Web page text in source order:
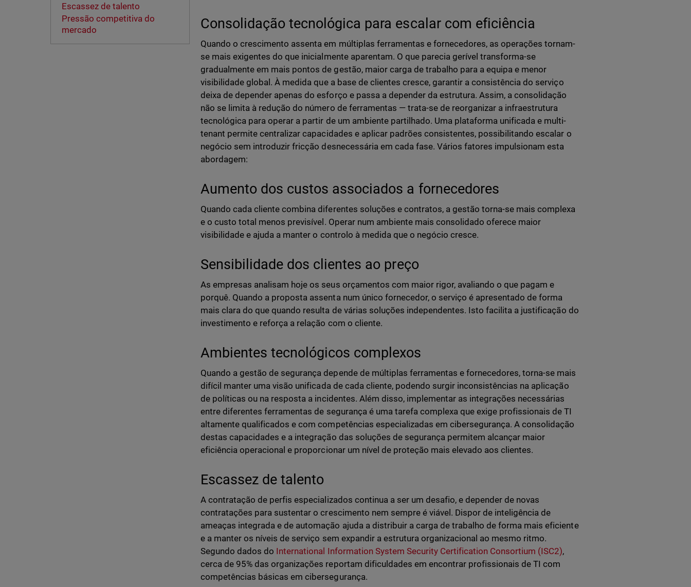
Escassez de talento
Pressão competitiva do
mercado
Consolidação tecnológica para escalar com eficiência
Quando o crescimento assenta em múltiplas ferramentas e fornecedores, as operações tornam-
se mais exigentes do que inicialmente aparentam. O que parecia gerível transforma-se
gradualmente em mais pontos de gestão, maior carga de trabalho para a equipa e menor
visibilidade global. À medida que a base de clientes cresce, garantir a consistência do serviço
deixa de depender apenas do esforço e passa a depender da estrutura. Assim, a consolidação
não se limita à redução do número de ferramentas — trata-se de reorganizar a infraestrutura
tecnológica para operar a partir de um ambiente partilhado. Uma plataforma unificada e multi-
tenant permite centralizar capacidades e aplicar padrões consistentes, possibilitando escalar o
negócio sem introduzir fricção desnecessária em cada fase. Vários fatores impulsionam esta
abordagem:
Aumento dos custos associados a fornecedores
Quando cada cliente combina diferentes soluções e contratos, a gestão torna-se mais complexa
e o custo total menos previsível. Operar num ambiente mais consolidado oferece maior
visibilidade e ajuda a manter o controlo à medida que o negócio cresce.
Sensibilidade dos clientes ao preço
As empresas analisam hoje os seus orçamentos com maior rigor, avaliando o que pagam e
porquê. Quando a proposta assenta num único fornecedor, o serviço é apresentado de forma
mais clara do que quando resulta de várias soluções independentes. Isto facilita a justificação do
investimento e reforça a relação com o cliente.
Ambientes tecnológicos complexos
Quando a gestão de segurança depende de múltiplas ferramentas e fornecedores, torna-se mais
difícil manter uma visão unificada de cada cliente, podendo surgir inconsistências na aplicação
de políticas ou na resposta a incidentes. Além disso, implementar as integrações necessárias
entre diferentes ferramentas de segurança é uma tarefa complexa que exige profissionais de TI
altamente qualificados e com competências especializadas em cibersegurança. A consolidação
destas capacidades e a integração das soluções de segurança permitem alcançar maior
eficiência operacional e proporcionar um nível de proteção mais elevado aos clientes.
Escassez de talento
A contratação de perfis especializados continua a ser um desafio, e depender de novas
contratações para sustentar o crescimento nem sempre é viável. Dispor de inteligência de
ameaças integrada e de automação ajuda a distribuir a carga de trabalho de forma mais eficiente
e a manter os níveis de serviço sem expandir a estrutura organizacional ao mesmo ritmo.
Segundo dados do International Information System Security Certification Consortium (ISC2),
cerca de 95% das organizações reportam dificuldades em encontrar profissionais de TI com
competências básicas em cibersegurança.